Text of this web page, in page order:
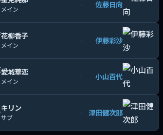
メイン
› 佐藤日向
花柳香子
メイン
› 伊藤彩沙
愛城華恋
メイン
› 小山百代
キリン
サブ
› 津田健次郎